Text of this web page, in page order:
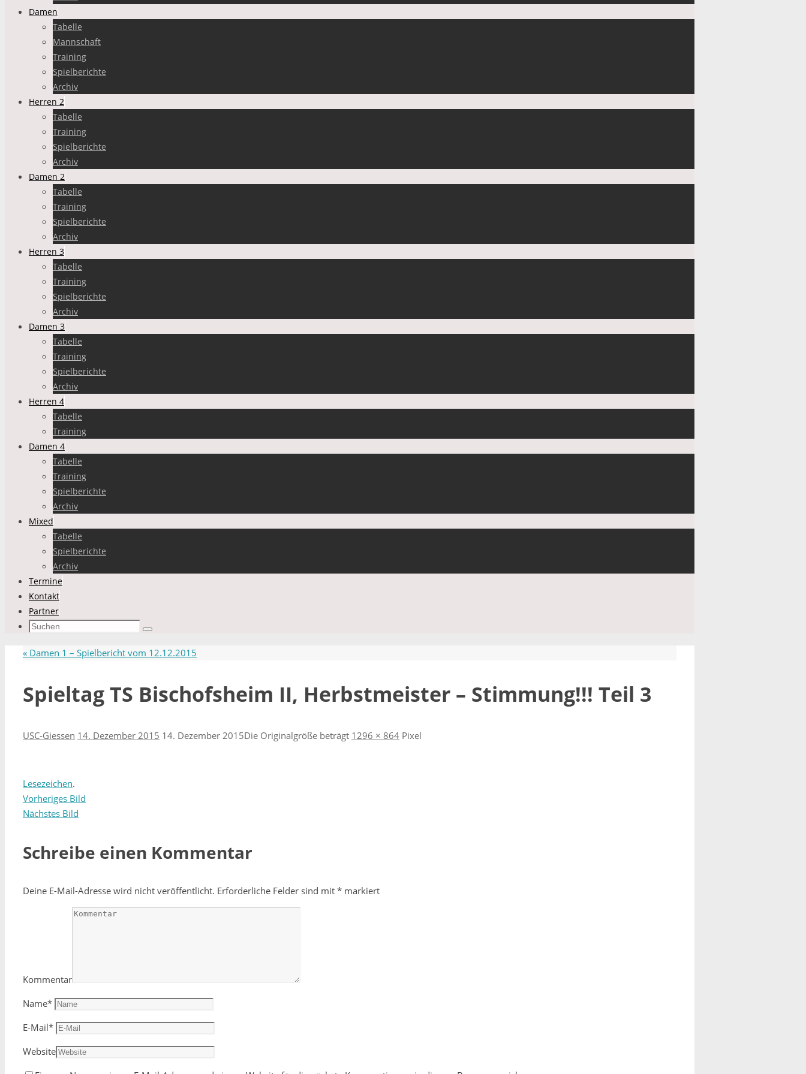
Damen
Tabelle
Mannschaft
Training
Spielberichte
Archiv
Herren 2
Tabelle
Training
Spielberichte
Archiv
Damen 2
Tabelle
Training
Spielberichte
Archiv
Herren 3
Tabelle
Training
Spielberichte
Archiv
Damen 3
Tabelle
Training
Spielberichte
Archiv
Herren 4
Tabelle
Training
Damen 4
Tabelle
Training
Spielberichte
Archiv
Mixed
Tabelle
Spielberichte
Archiv
Termine
Kontakt
Partner
Suchen
Suchen
« Damen 1 – Spielbericht vom 12.12.2015
Spieltag TS Bischofsheim II, Herbstmeister – Stimmung!!! Teil 3
USC-Giessen 14. Dezember 2015 14. Dezember 2015Die Originalgröße beträgt 1296 × 864 Pixel
Lesezeichen.
Vorheriges Bild
Nächstes Bild
Schreibe einen Kommentar
Deine E-Mail-Adresse wird nicht veröffentlicht. Erforderliche Felder sind mit * markiert
Kommentar
Name*
E-Mail*
Website